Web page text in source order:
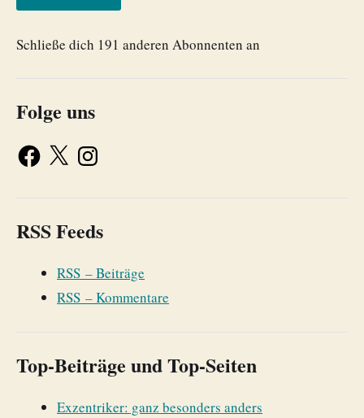
Schließe dich 191 anderen Abonnenten an
Folge uns
RSS Feeds
RSS – Beiträge
RSS – Kommentare
Top-Beiträge und Top-Seiten
Exzentriker: ganz besonders anders